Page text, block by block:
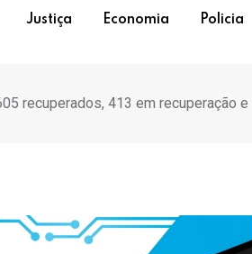
Justiça Economia Policia
recuperados, 413 em recuperação